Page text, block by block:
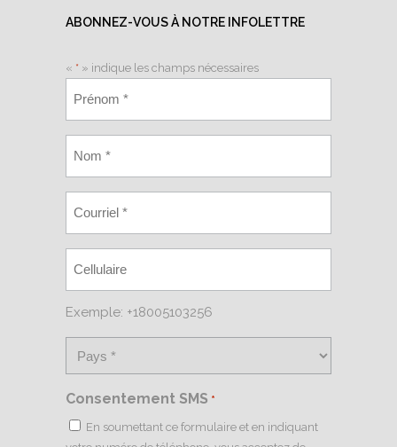
ABONNEZ-VOUS À NOTRE INFOLETTRE
« * » indique les champs nécessaires
Exemple: +18005103256
Consentement SMS *
En soumettant ce formulaire et en indiquant